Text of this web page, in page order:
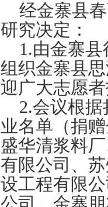
经金寨县春
研究决定：
1.由金寨县
组织金寨县
迎广大志愿
2.会议根据
业名单（捐
盛华清浆料
有限公司、
设工程有限